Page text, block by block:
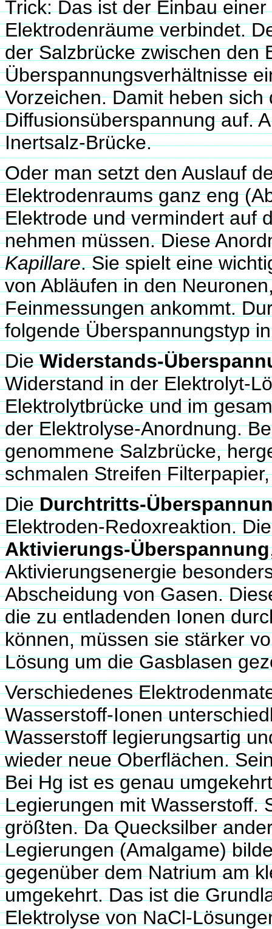
Trick: Das ist der Einbau
Elektrodenräume verbindet.
der Salzbrücke zwischen den
Überspannungsverhältnisse
Vorzeichen. Damit heben sich
Diffusionsüberspannung auf.
Inertsalz-Brücke.
Oder man setzt den Auslauf
Elektrodenraums ganz eng
Elektrode und vermindert auf
nehmen müssen. Diese
Kapillare. Sie spielt eine
von Abläufen in den
Feinmessungen ankommt.
folgende Überspannungstyp
DieWiderstands-
Widerstand in der Elektrolyt-
Elektrolytbrücke und im
der Elektrolyse-Anordnung.
genommene Salzbrücke,
schmalen Streifen
DieDurchtritts-
Elektroden-Redoxreaktion.
Aktivierungs-Überspannung
Aktivierungsenergie
Abscheidung von Gasen.
die zu entladenden Ionen
können, müssen sie stärker
Lösung um die Gasblasen
Verschiedenes
Wasserstoff-Ionen
Wasserstoff legierungsartig
wieder neue Oberflächen.
Bei Hg ist es genau
Legierungen mit Wasserstoff.
größten. Da Quecksilber
Legierungen (Amalgame)
gegenüber dem Natrium am
umgekehrt. Das ist die
Elektrolyse von NaCl-